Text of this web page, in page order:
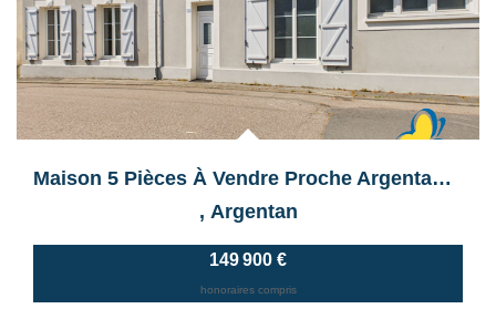
Maison 5 Pièces À Vendre Proche Argentan 61200
, Argentan
149 900 €
honoraires compris